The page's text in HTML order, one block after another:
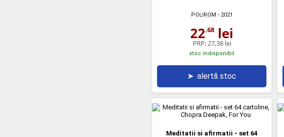
POLIROM - 2021
22,68 lei
PRP:27,38 lei
stoc indisponibil
➤ alertă stoc
Meditatii si afirmatii - set 64